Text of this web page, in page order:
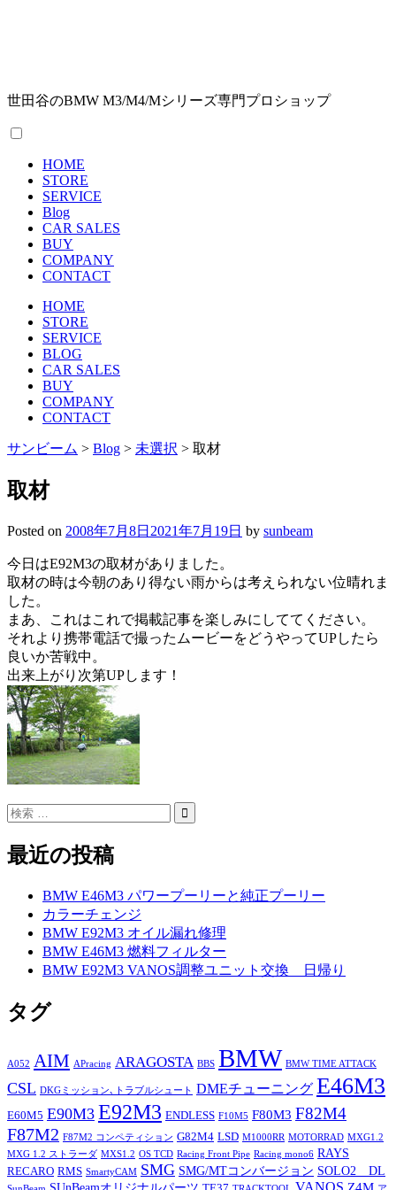
世田谷のBMW M3/M4/Mシリーズ専門プロショップ
HOME
STORE
SERVICE
Blog
CAR SALES
BUY
COMPANY
CONTACT
HOME
STORE
SERVICE
BLOG
CAR SALES
BUY
COMPANY
CONTACT
サンビーム > Blog > 未選択 > 取材
取材
Posted on 2008年7月8日 2021年7月19日 by sunbeam
今日はE92M3の取材がありました。
取材の時は今朝のあり得ない雨からは考えられない位晴れま
した。
まあ、これはこれで掲載記事を楽しみにしててください。
それより携帯電話で撮ったムービーをどうやってUPしたら
良いか苦戦中。
出来上がり次第UPします！
最近の投稿
BMW E46M3 パワープーリーと純正プーリー
カラーチェンジ
BMW E92M3 オイル漏れ修理
BMW E46M3 燃料フィルター
BMW E92M3 VANOS調整ユニット交換 日帰り
タグ
A052 AIM APracing ARAGOSTA BBS BMW BMW TIME ATTACK
CSL DKGミッション､トラブルシュート DMEチューニング E46M3
E60M5 E90M3 E92M3 ENDLESS F10M5 F80M3 F82M4
F87M2 F87M2 コンペティション G82M4 LSD M1000RR MOTORRAD MXG1.2
MXG 1.2 ストラーダ MXS1.2 OS TCD Racing Front Pipe Racing mono6 RAYS
RECARO RMS SmartyCAM SMG SMG/MTコンバージョン SOLO2 DL
Z4M